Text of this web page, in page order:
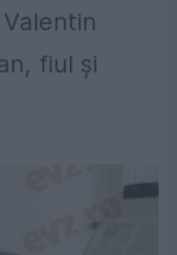
fiul și